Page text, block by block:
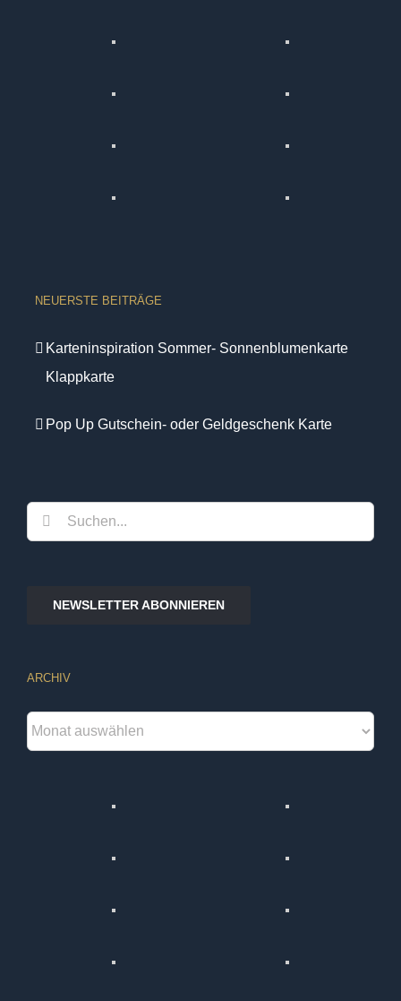
NEUERSTE BEITRÄGE
Karteninspiration Sommer- Sonnenblumenkarte
Klappkarte
Pop Up Gutschein- oder Geldgeschenk Karte
Suche
nach:
NEWSLETTER ABONNIEREN
ARCHIV
Archiv